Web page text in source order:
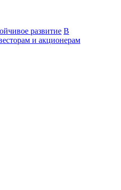
развитие В
и акционерам